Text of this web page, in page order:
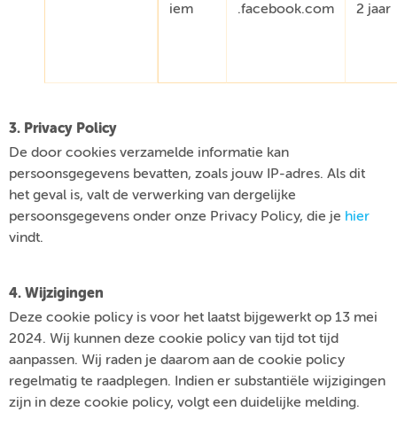
iem .facebook.com 2 jaar
3. Privacy Policy
De door cookies verzamelde informatie kan
persoonsgegevens bevatten, zoals jouw IP-adres. Als dit
het geval is, valt de verwerking van dergelijke
persoonsgegevens onder onze Privacy Policy, die je hier
vindt.
4. Wijzigingen
Deze cookie policy is voor het laatst bijgewerkt op 13 mei
2024. Wij kunnen deze cookie policy van tijd tot tijd
aanpassen. Wij raden je daarom aan de cookie policy
regelmatig te raadplegen. Indien er substantiële wijzigingen
zijn in deze cookie policy, volgt een duidelijke melding.